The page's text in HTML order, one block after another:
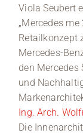
Viola Seubert
„Mercedes
Retailkonzept
Mercedes-
den
und
Ing. Arch.
Die